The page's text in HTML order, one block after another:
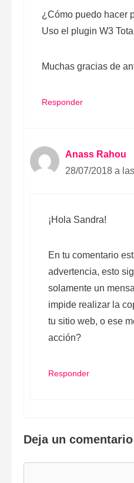
¿Cómo puedo hacer
Uso el plugin W3
Muchas gracias de
Responder
Anass Rahou
28/07/2018 a
¡Hola Sandra!
En tu comentario
advertencia, esto
solamente un
impide realizar la
tu sitio web, o ese
acción?
Responder
Deja un comentario